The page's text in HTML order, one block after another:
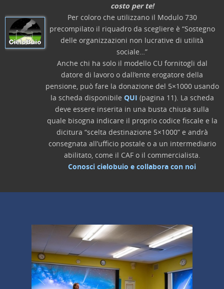
costo per te!
Per coloro che utilizzano il Modulo 730
precompilato il riquadro da scegliere è “Sostegno
delle organizzazioni non lucrative di utilità
sociale…”
Anche chi ha solo il modello CU fornitogli dal
datore di lavoro o dall’ente erogatore della
pensione, può fare la donazione del 5×1000 usando
la scheda disponibile QUI (pagina 11). La scheda
deve essere inserita in una busta chiusa sulla
quale bisogna indicare il proprio codice fiscale e la
dicitura “scelta destinazione 5×1000” e andrà
consegnata all’ufficio postale o a un intermediario
abilitato, come il CAF o il commercialista.
Conosci cielobuio e collabora con noi